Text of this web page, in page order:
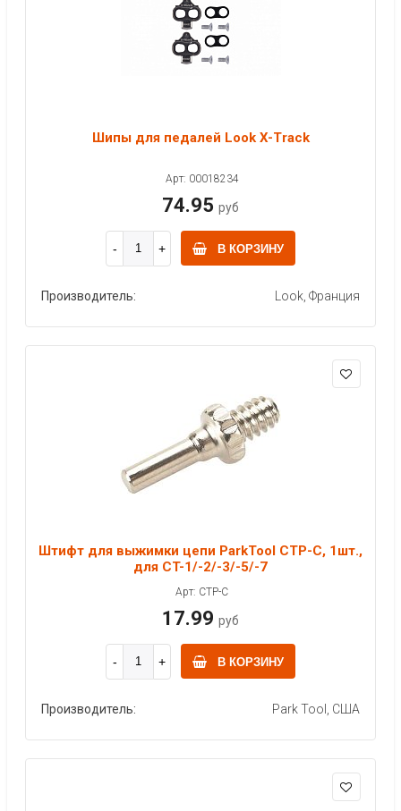
Шипы для педалей Look X-Track
Арт: 00018234
74.95 руб
В КОРЗИНУ
Производитель: Look, Франция
Штифт для выжимки цепи ParkTool CTP-C, 1шт.,
для CT-1/-2/-3/-5/-7
Арт: CTP-C
17.99 руб
В КОРЗИНУ
Производитель: Park Tool, США